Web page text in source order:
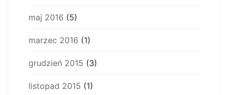
maj 2016 (5)
marzec 2016 (1)
grudzień 2015 (3)
listopad 2015 (1)